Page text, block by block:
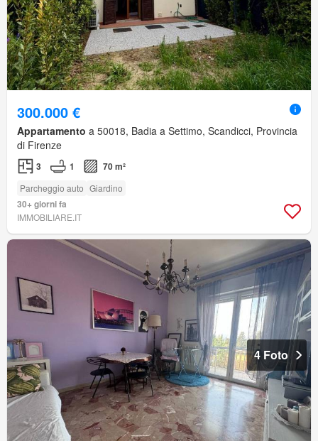
300.000 €
Appartamento a 50018, Badia a Settimo, Scandicci, Provincia
di Firenze
3 1 70 m²
Parcheggio auto Giardino
30+ giorni fa
IMMOBILIARE.IT
4 Foto